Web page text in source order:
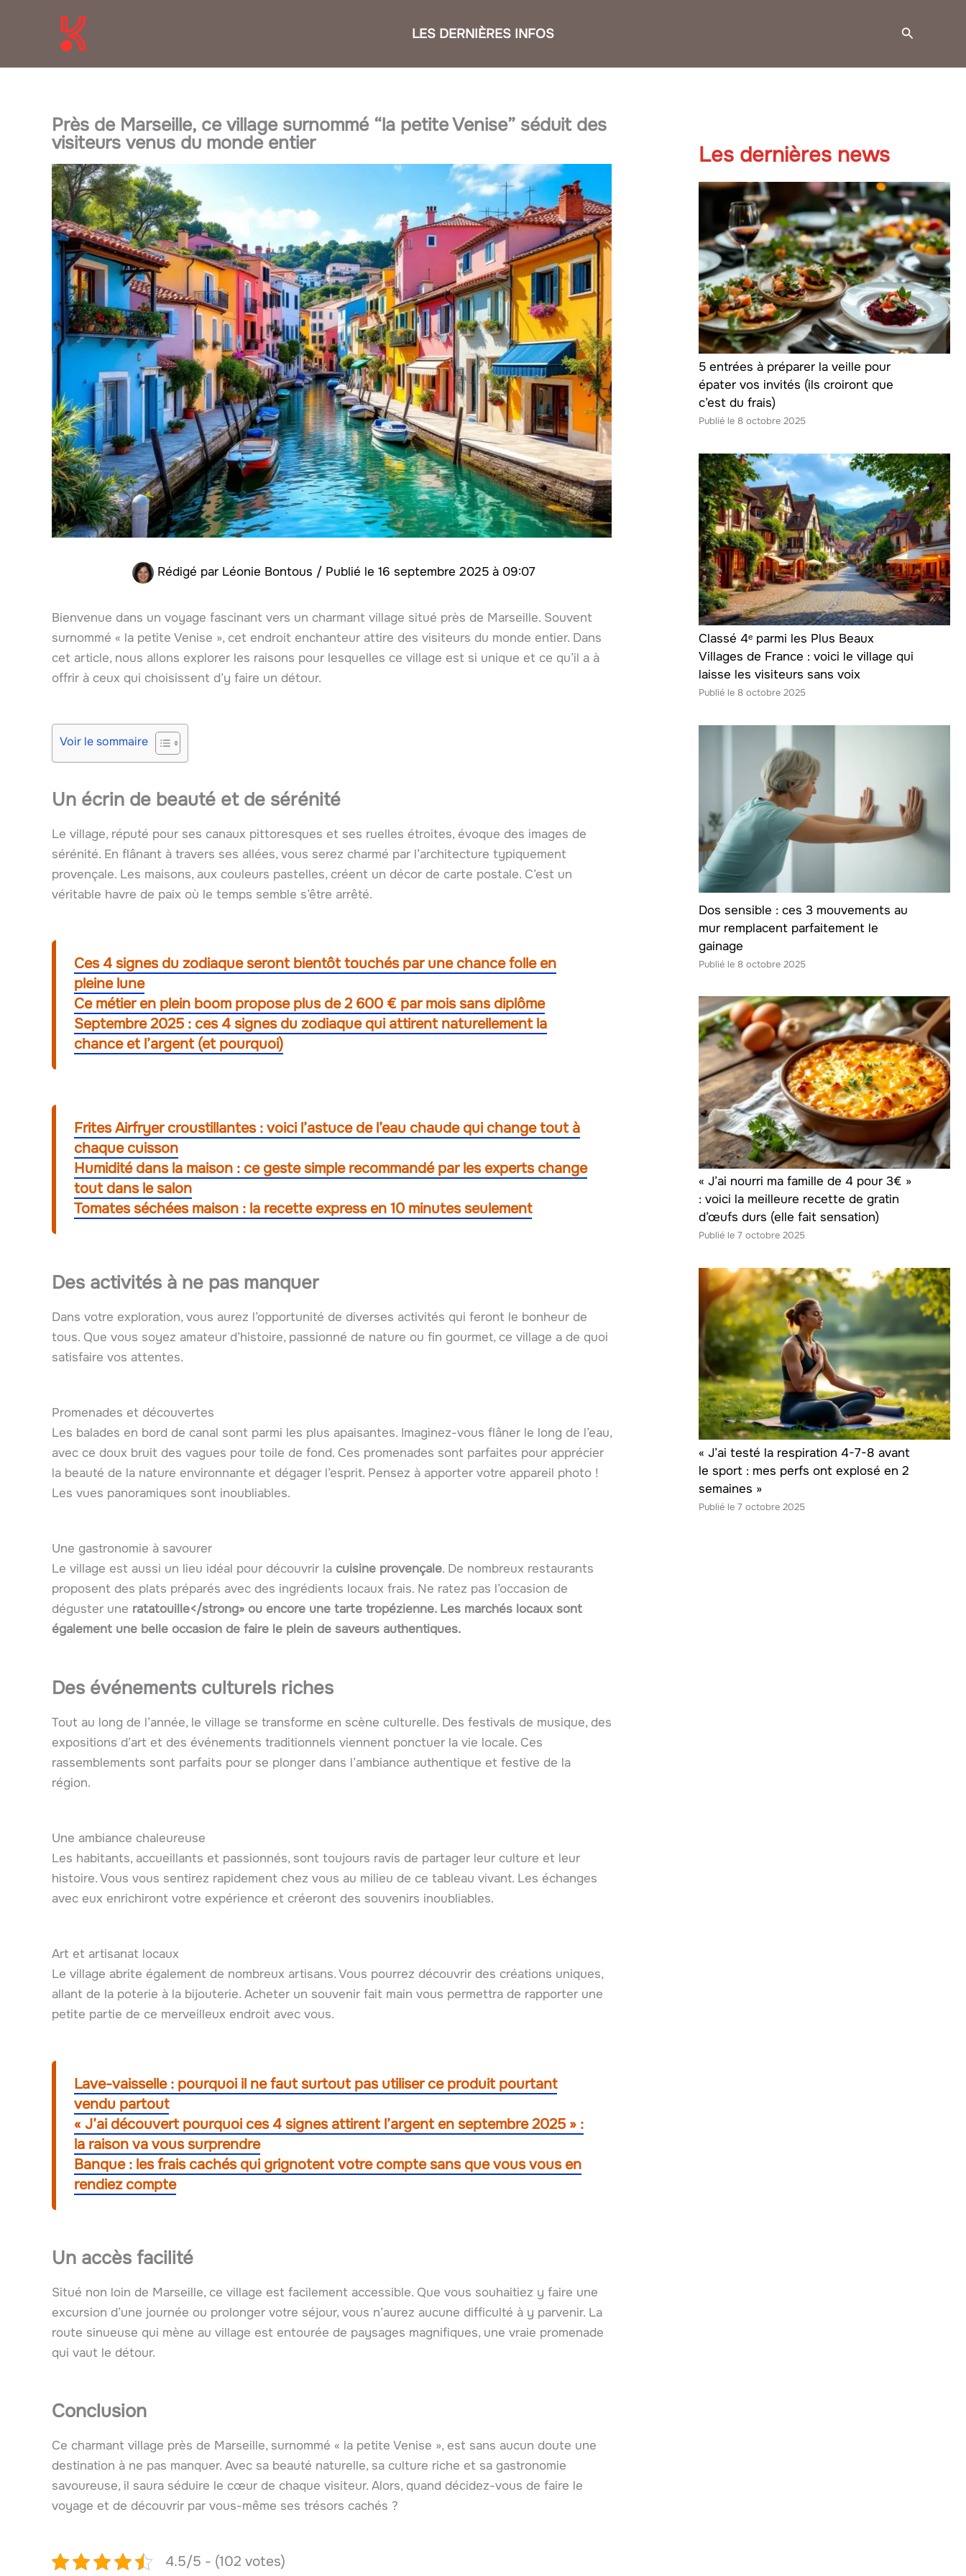
LES DERNIÈRES INFOS
Près de Marseille, ce village surnommé “la petite Venise” séduit des
visiteurs venus du monde entier
Rédigé par Léonie Bontous / 16 septembre 2025 à 09:07
Bienvenue dans un voyage fascinant vers un charmant village situé près de Marseille. Souvent
surnommé « la petite Venise », cet endroit enchanteur attire des visiteurs du monde entier. Dans
cet article, nous allons explorer les raisons pour lesquelles ce village est si unique et ce qu’il a à
offrir à ceux qui choisissent d’y faire un détour.
Voir le sommaire
Un écrin de beauté et de sérénité
Le village, réputé pour ses canaux pittoresques et ses ruelles étroites, évoque des images de
sérénité. En flânant à travers ses allées, vous serez charmé par l’architecture typiquement
provençale. Les maisons, aux couleurs pastelles, créent un décor de carte postale. C’est un
véritable havre de paix où le temps semble s’être arrêté.
Ces 4 signes du zodiaque seront bientôt touchés par une chance folle en
pleine lune
Ce métier en plein boom propose plus de 2 600 € par mois sans diplôme
Septembre 2025 : ces 4 signes du zodiaque qui attirent naturellement la
chance et l’argent (et pourquoi)
Frites Airfryer croustillantes : voici l’astuce de l’eau chaude qui change tout à
chaque cuisson
Humidité dans la maison : ce geste simple recommandé par les experts change
tout dans le salon
Tomates séchées maison : la recette express en 10 minutes seulement
Des activités à ne pas manquer
Dans votre exploration, vous aurez l’opportunité de diverses activités qui feront le bonheur de
tous. Que vous soyez amateur d’histoire, passionné de nature ou fin gourmet, ce village a de quoi
satisfaire vos attentes.
Promenades et découvertes
Les balades en bord de canal sont parmi les plus apaisantes. Imaginez-vous flâner le long de l’eau,
avec ce doux bruit des vagues pour toile de fond. Ces promenades sont parfaites pour apprécier
la beauté de la nature environnante et dégager l’esprit. Pensez à apporter votre appareil photo !
Les vues panoramiques sont inoubliables.
Une gastronomie à savourer
Le village est aussi un lieu idéal pour découvrir la cuisine provençale. De nombreux restaurants
proposent des plats préparés avec des ingrédients locaux frais. Ne ratez pas l’occasion de
déguster une ratatouille</strong» ou encore une tarte tropézienne. Les marchés locaux sont
également une belle occasion de faire le plein de saveurs authentiques.
Des événements culturels riches
Tout au long de l’année, le village se transforme en scène culturelle. Des festivals de musique, des
expositions d’art et des événements traditionnels viennent ponctuer la vie locale. Ces
rassemblements sont parfaits pour se plonger dans l’ambiance authentique et festive de la
région.
Une ambiance chaleureuse
Les habitants, accueillants et passionnés, sont toujours ravis de partager leur culture et leur
histoire. Vous vous sentirez rapidement chez vous au milieu de ce tableau vivant. Les échanges
avec eux enrichiront votre expérience et créeront des souvenirs inoubliables.
Art et artisanat locaux
Le village abrite également de nombreux artisans. Vous pourrez découvrir des créations uniques,
allant de la poterie à la bijouterie. Acheter un souvenir fait main vous permettra de rapporter une
petite partie de ce merveilleux endroit avec vous.
Lave-vaisselle : pourquoi il ne faut surtout pas utiliser ce produit pourtant
vendu partout
« J’ai découvert pourquoi ces 4 signes attirent l’argent en septembre 2025 » :
la raison va vous surprendre
Banque : les frais cachés qui grignotent votre compte sans que vous vous en
rendiez compte
Un accès facilité
Situé non loin de Marseille, ce village est facilement accessible. Que vous souhaitiez y faire une
excursion d’une journée ou prolonger votre séjour, vous n’aurez aucune difficulté à y parvenir. La
route sinueuse qui mène au village est entourée de paysages magnifiques, une vraie promenade
qui vaut le détour.
Conclusion
Ce charmant village près de Marseille, surnommé « la petite Venise », est sans aucun doute une
destination à ne pas manquer. Avec sa beauté naturelle, sa culture riche et sa gastronomie
savoureuse, il saura séduire le cœur de chaque visiteur. Alors, quand décidez-vous de faire le
voyage et de découvrir par vous-même ses trésors cachés ?
4.5/5 - (102 votes)
Les dernières news
5 entrées à préparer la veille pour
épater vos invités (ils croiront que
c’est du frais)
8 octobre 2025
Classé 4ᵉ parmi les Plus Beaux
Villages de France : voici le village qui
laisse les visiteurs sans voix
8 octobre 2025
Dos sensible : ces 3 mouvements au
mur remplacent parfaitement le
gainage
8 octobre 2025
« J’ai nourri ma famille de 4 pour 3€ »
: voici la meilleure recette de gratin
d’œufs durs (elle fait sensation)
7 octobre 2025
« J’ai testé la respiration 4-7-8 avant
le sport : mes perfs ont explosé en 2
semaines »
7 octobre 2025